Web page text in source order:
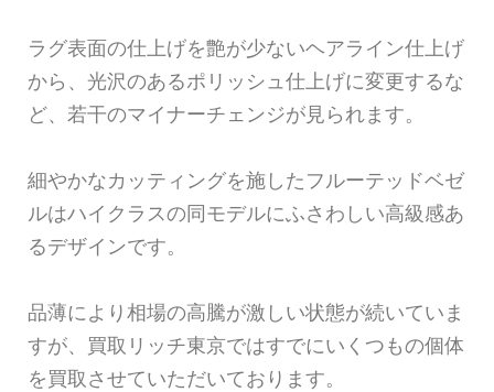
ラグ表面の仕上げを艶が少ないヘアライン仕上げ
から、光沢のあるポリッシュ仕上げに変更するな
ど、若干のマイナーチェンジが見られます。
細やかなカッティングを施したフルーテッドベゼ
ルはハイクラスの同モデルにふさわしい高級感あ
るデザインです。
品薄により相場の高騰が激しい状態が続いていま
すが、買取リッチ東京ではすでにいくつもの個体
を買取させていただいております。